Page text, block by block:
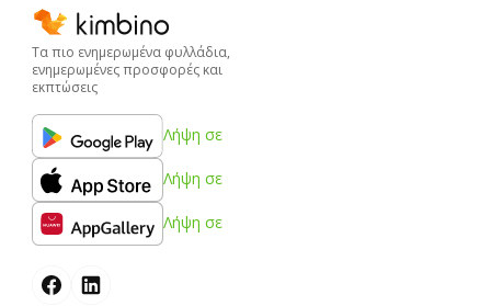
Τα πιο ενημερωμένα φυλλάδια,
ενημερωμένες προσφορές και
εκπτώσεις
Λήψη σε
Λήψη σε
Λήψη σε